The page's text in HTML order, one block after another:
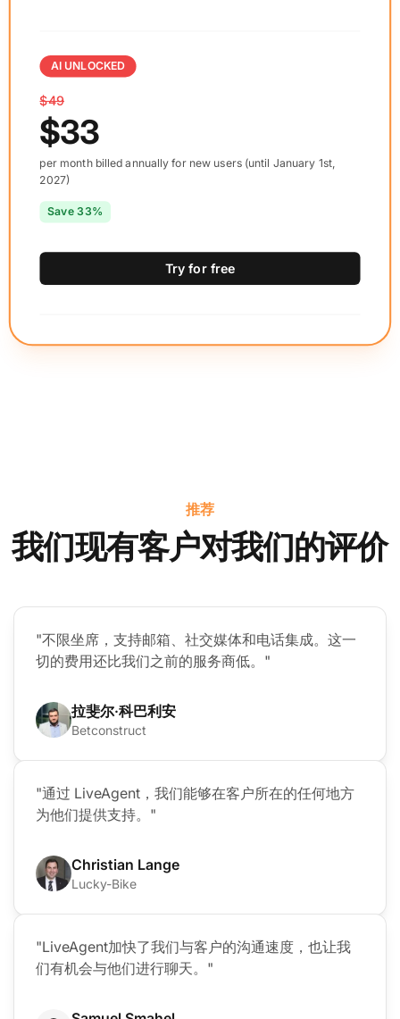
AI UNLOCKED
$49
$33
per month billed annually for new users (until January 1st,
2027)
Save 33%
Try for free
推荐
我们现有客户对我们的评价
"不限坐席，支持邮箱、社交媒体和电话集成。这一
切的费用还比我们之前的服务商低。"
拉斐尔·科巴利安
Betconstruct
"通过 LiveAgent，我们能够在客户所在的任何地方
为他们提供支持。"
Christian Lange
Lucky-Bike
"LiveAgent加快了我们与客户的沟通速度，也让我
们有机会与他们进行聊天。"